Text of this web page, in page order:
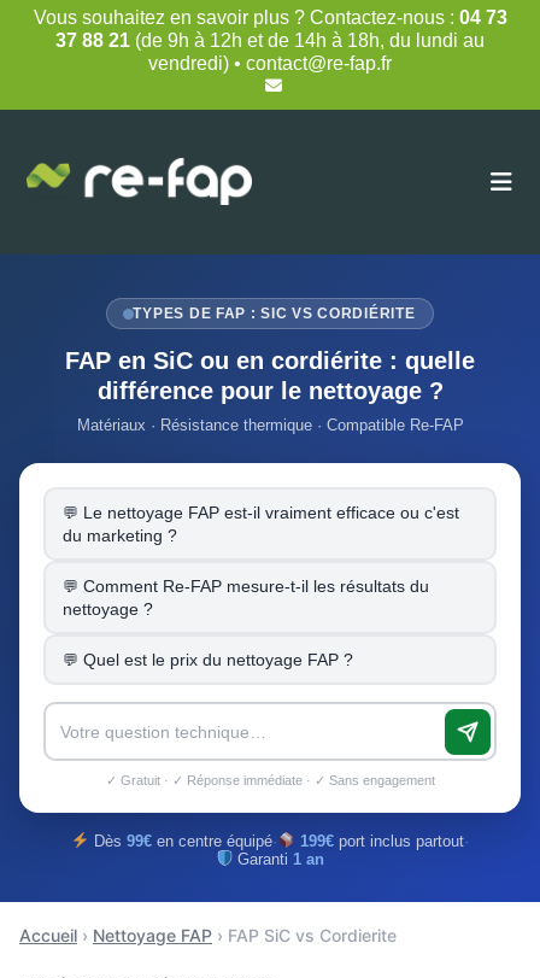
Vous souhaitez en savoir plus ? Contactez-nous : 04 73
37 88 21 (de 9h à 12h et de 14h à 18h, du lundi au
vendredi) • contact@re-fap.fr
TYPES DE FAP : SIC VS CORDIÉRITE
FAP en SiC ou en cordiérite : quelle
différence pour le nettoyage ?
Matériaux · Résistance thermique · Compatible Re-FAP
Le nettoyage FAP est-il vraiment efficace ou c'est
du marketing ?
Comment Re-FAP mesure-t-il les résultats du
nettoyage ?
Quel est le prix du nettoyage FAP ?
✓ Gratuit · ✓ Réponse immédiate · ✓ Sans engagement
Dès 99€ en centre équipé· 199€port inclus partout·
Garanti 1 an
Accueil › Nettoyage FAP › FAP SiC vs Cordierite